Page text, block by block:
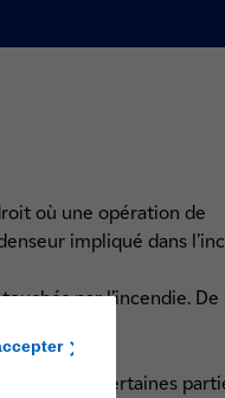
où une opération de
impliqué dans
par l’incendie. De
mur et sur certaines